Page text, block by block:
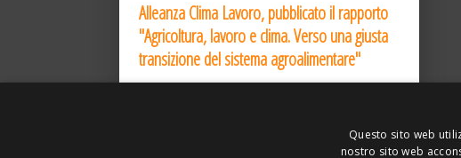
Alleanza Clima Lavoro, pubblicato il rapporto
"Agricoltura, lavoro e clima. Verso una giusta
transizione del sistema agroalimentare"
14 Lug 2026
Questo sito web
nostro sito web